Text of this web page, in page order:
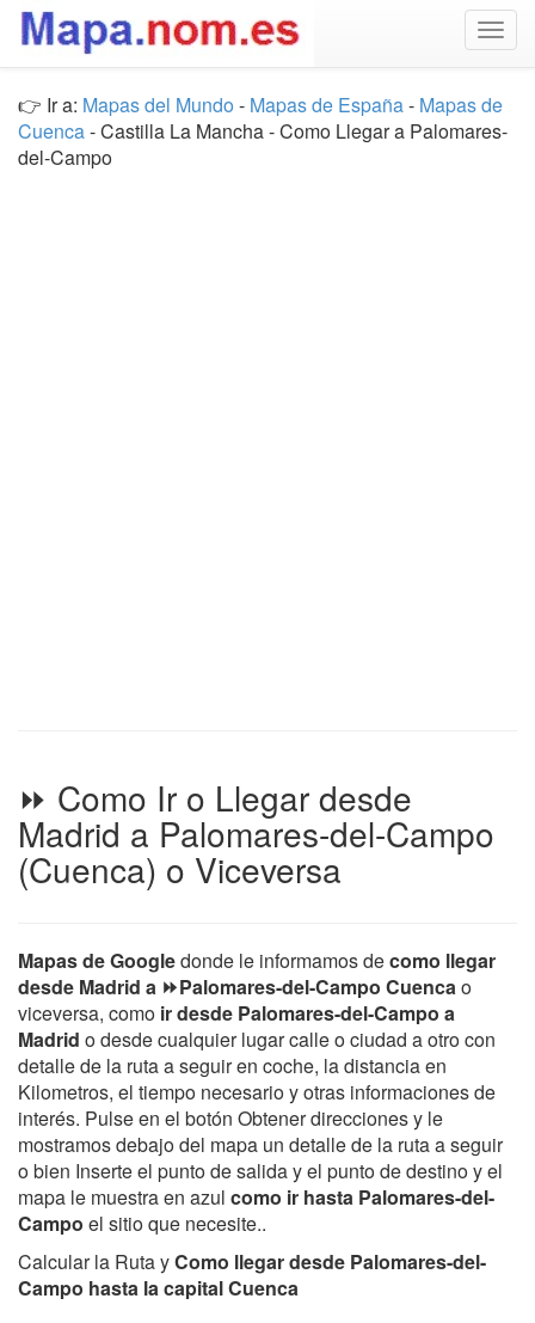
👉 Ir a: Mapas del Mundo - Mapas de España- Mapas de
Cuenca- Castilla La Mancha - Como Llegar a Palomares-
del-Campo
⏩ Como Ir o Llegar desde
Madrid a Palomares-del-Campo
(Cuenca) o Viceversa
Mapas de Googledonde le informamos decomo llegar
desde Madrid a ⏩Palomares-del-Campo Cuencao
viceversa, como ir desde Palomares-del-Campo a
Madrid o desde cualquier lugar calle o ciudad a otro con
detalle de la ruta a seguir en coche, la distancia en
Kilometros, el tiempo necesario y otras informaciones de
interés. Pulse en el botón Obtener direcciones y le
mostramos debajo del mapa un detalle de la ruta a seguir
o bien Inserte el punto de salida y el punto de destino y el
mapa le muestra en azul como ir hasta Palomares-del-
Campo el sitio que necesite..
Calcular la Ruta yComo llegar desde Palomares-del-
Campo hasta la capital Cuenca